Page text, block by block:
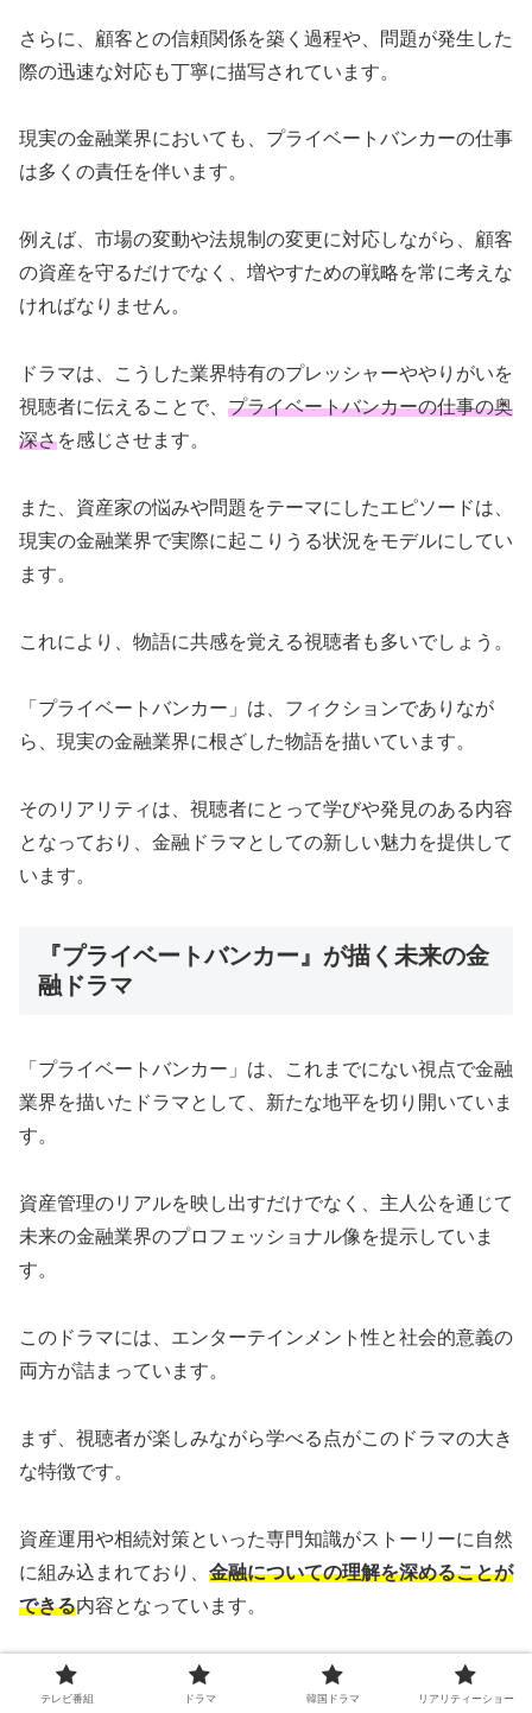
さらに、顧客との信頼関係を築く過程や、問題が発生した
際の迅速な対応も丁寧に描写されています。
現実の金融業界においても、プライベートバンカーの仕事
は多くの責任を伴います。
例えば、市場の変動や法規制の変更に対応しながら、顧客
の資産を守るだけでなく、増やすための戦略を常に考えな
ければなりません。
ドラマは、こうした業界特有のプレッシャーややりがいを
視聴者に伝えることで、 プライベートバンカーの仕事の奥
深さを感じさせます。
また、資産家の悩みや問題をテーマにしたエピソードは、
現実の金融業界で実際に起こりうる状況をモデルにしてい
ます。
これにより、物語に共感を覚える視聴者も多いでしょう。
「プライベートバンカー」は、フィクションでありなが
ら、現実の金融業界に根ざした物語を描いています。
そのリアリティは、視聴者にとって学びや発見のある内容
となっており、金融ドラマとしての新しい魅力を提供して
います。
『プライベートバンカー』が描く未来の金
融ドラマ
「プライベートバンカー」は、これまでにない視点で金融
業界を描いたドラマとして、新たな地平を切り開いていま
す。
資産管理のリアルを映し出すだけでなく、主人公を通じて
未来の金融業界のプロフェッショナル像を提示していま
す。
このドラマには、エンターテインメント性と社会的意義の
両方が詰まっています。
まず、視聴者が楽しみながら学べる点がこのドラマの大き
な特徴です。
資産運用や相続対策といった専門知識がストーリーに自然
に組み込まれており、 金融についての理解を深めることが
できる内容となっています。
金融業界に詳しくない方でも、興味を持てるような工夫が
随所に施されています。
テレビ番組 ドラマ 韓国ドラマ リアリティーショー